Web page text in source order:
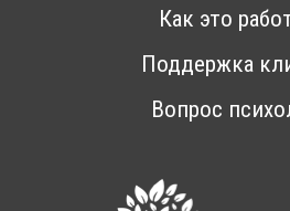
Как это
Поддержка
Вопрос